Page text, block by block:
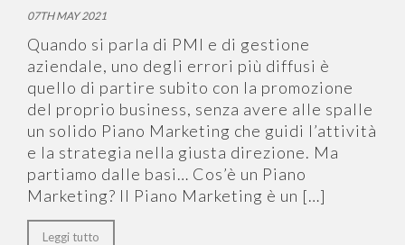
07TH MAY 2021
Quando si parla di PMI e di gestione
aziendale, uno degli errori più diffusi è
quello di partire subito con la promozione
del proprio business, senza avere alle spalle
un solido Piano Marketing che guidi l’attività
e la strategia nella giusta direzione. Ma
partiamo dalle basi… Cos’è un Piano
Marketing? Il Piano Marketing è un […]
Leggi tutto